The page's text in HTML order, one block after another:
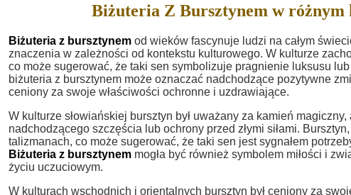
Biżuteria Z Bursztynem w różnym
Biżuteria z bursztynem od wieków fascynuje ludzi na całym
znaczenia w zależności od kontekstu kulturowego. W kulturze
co może sugerować, że taki sen symbolizuje pragnienie luksusu
biżuteria z bursztynem może oznaczać nadchodzące pozytywne
ceniony za swoje właściwości ochronne i uzdrawiające.
W kulturze słowiańskiej bursztyn był uważany za kamień
nadchodzącego szczęścia lub ochrony przed złymi siłami.
talizmanach, co może sugerować, że taki sen jest sygnałem
Biżuteria z bursztynem mogła być również symbolem miłości i
życiu uczuciowym.
W kulturach wschodnich i orientalnych bursztyn był ceniony za